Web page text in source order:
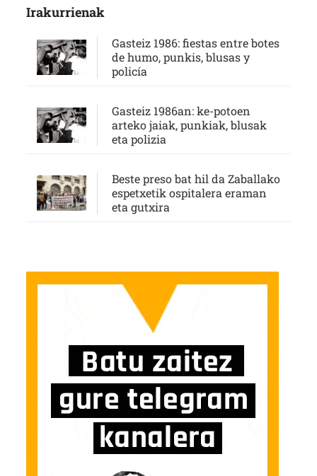
Irakurrienak
Gasteiz 1986: fiestas entre botes
de humo, punkis, blusas y
policía
Gasteiz 1986an: ke-potoen
arteko jaiak, punkiak, blusak
eta polizia
Beste preso bat hil da Zaballako
espetxetik ospitalera eraman
eta gutxira